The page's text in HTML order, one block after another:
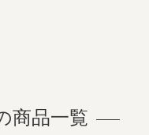
商品一覧